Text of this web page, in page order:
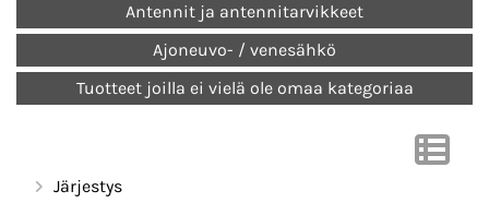
Antennit ja antennitarvikkeet
Ajoneuvo- / venesähkö
Tuotteet joilla ei vielä ole omaa kategoriaa
Järjestys